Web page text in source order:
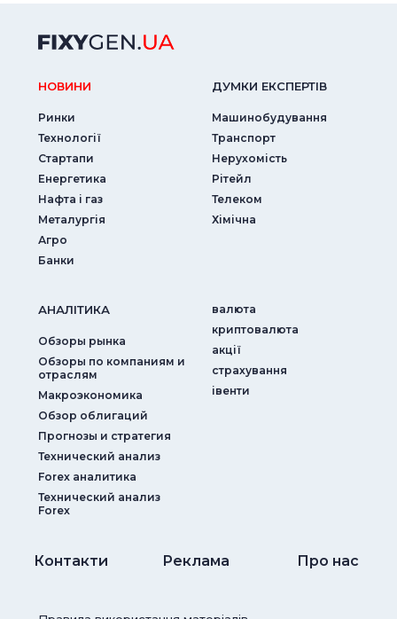
НОВИНИ
Ринки
Технології
Стартапи
Енергетика
Нафта і газ
Металургія
Агро
Банки
ДУМКИ ЕКСПЕРТIВ
Машинобудування
Транспорт
Нерухомість
Рітейл
Телеком
Хімічна
АНАЛIТИКА
Обзоры рынка
Обзоры по компаниям и
отраслям
Макроэкономика
Обзор облигаций
Прогнозы и стратегия
Технический анализ
Forex аналитика
Технический анализ
Forex
валюта
криптовалюта
акції
страхування
iвенти
Контакти Реклама Про нас